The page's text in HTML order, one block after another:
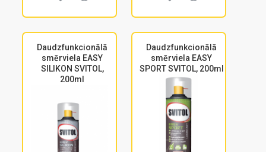
Daudzfunkcionālā
smērviela EASY
SILIKON SVITOL,
200ml
Daudzfunkcionālā
smērviela EASY
SPORT SVITOL, 200ml